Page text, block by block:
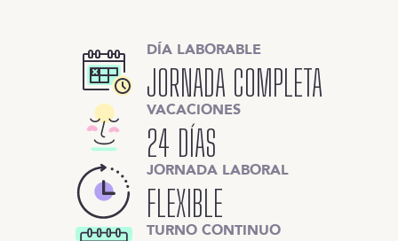
DÍA LABORABLE
JORNADA COMPLETA
VACACIONES
24 DÍAS
JORNADA LABORAL
FLEXIBLE
TURNO CONTINUO